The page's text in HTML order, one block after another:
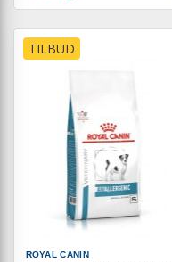
TILBUD
ROYAL CANIN